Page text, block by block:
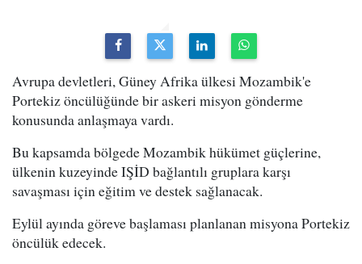
Avrupa devletleri, Güney Afrika ülkesi Mozambik'e
Portekiz öncülüğünde bir askeri misyon gönderme
konusunda anlaşmaya vardı.
Bu kapsamda bölgede Mozambik hükümet güçlerine,
ülkenin kuzeyinde IŞİD bağlantılı gruplara karşı
savaşması için eğitim ve destek sağlanacak.
Eylül ayında göreve başlaması planlanan misyona Portekiz
öncülük edecek.